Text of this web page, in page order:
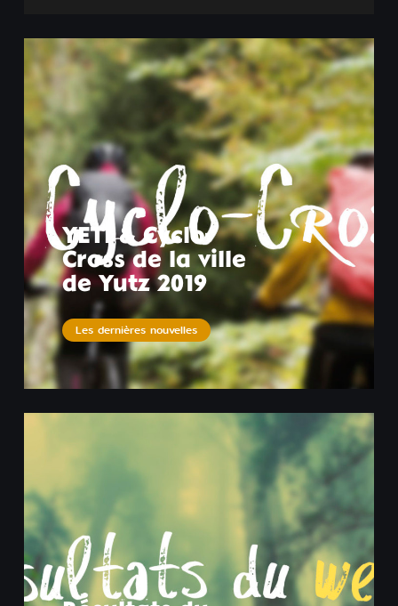
YETI & Cyclo-
Cross de la ville
de Yutz 2019
Les dernières nouvelles